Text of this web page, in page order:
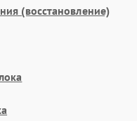
(восстановление)